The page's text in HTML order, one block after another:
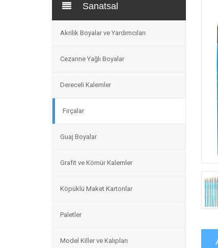
Sanatsal
Akrilik Boyalar ve Yardımcıları
Cezanne Yağlı Boyalar
Dereceli Kalemler
Fırçalar
Guaj Boyalar
Grafit ve Kömür Kalemler
Köpüklü Maket Kartonlar
Paletler
Model Killer ve Kalıpları